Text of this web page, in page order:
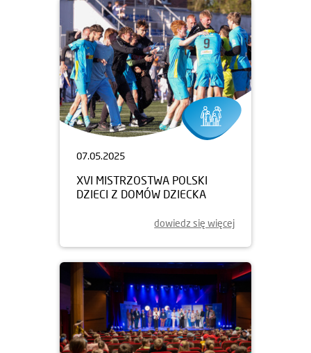
07.05.2025
XVI MISTRZOSTWA POLSKI
DZIECI Z DOMÓW DZIECKA
dowiedz się więcej